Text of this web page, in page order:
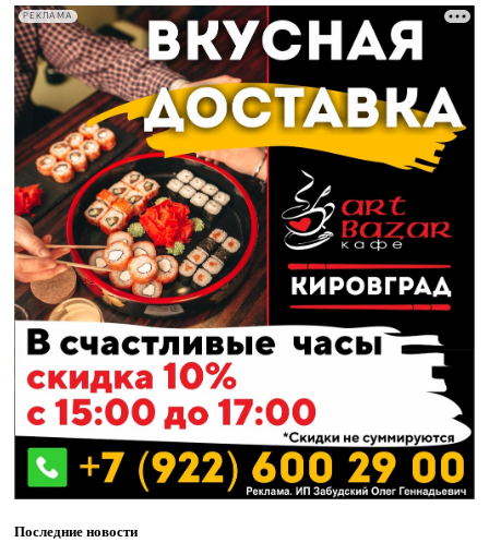
РЕКЛАМА
Последние новости